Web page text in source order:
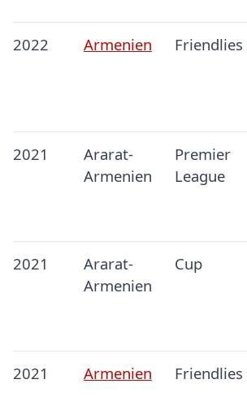
2022 Armenien Friendlies
2021
Ararat-
Armenien
Premier
League
2021
Ararat-
Armenien
Cup
2021 Armenien Friendlies